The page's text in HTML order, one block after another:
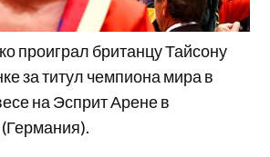
проиграл британцу Тайсону
за титул чемпиона мира в
на Эсприт Арене в